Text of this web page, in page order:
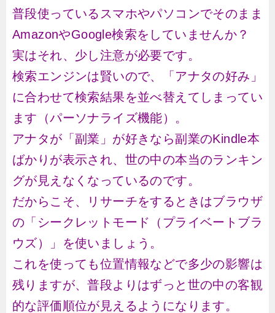
普段使っているスマホやパソコンでそのまま
AmazonやGoogle検索をしていませんか？
実はそれ、少し注意が必要です。
検索エンジンは賢いので、「アナタの好み」
に合わせて検索結果を並べ替えてしまってい
ます（パーソナライズ機能）。
アナタが「副業」が好きなら副業のKindle本
ばかりが表示され、世の中の本当のランキン
グが見えなくなっているのです。
だからこそ、リサーチをするときはブラウザ
の「シークレットモード（プライベートブラ
ウズ）」を使いましょう。
これを使っても位置情報などで多少の影響は
残りますが、普段よりはずっと世の中の客観
的な評価順位が見えるようになります。